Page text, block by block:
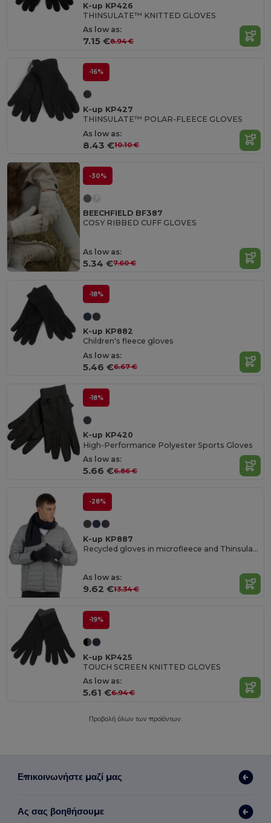
K-up KP426
THINSULATE™ KNITTED GLOVES
As low as:
7.15 €8.94 €
-16%
K-up KP427
THINSULATE™ POLAR-FLEECE GLOVES
As low as:
8.43 €10.10 €
-30%
BEECHFIELD BF387
COSY RIBBED CUFF GLOVES
As low as:
5.34 €7.60 €
-18%
K-up KP882
Children's fleece gloves
As low as:
5.46 €6.67 €
-18%
K-up KP420
High-Performance Polyester Sports Gloves
As low as:
5.66 €6.86 €
-28%
K-up KP887
Recycled gloves in microfleece and Thinsulate
As low as:
9.62 €13.34 €
-19%
K-up KP425
TOUCH SCREEN KNITTED GLOVES
As low as:
5.61 €6.94 €
Προβολή όλων των προϊόντων.
Επικοινωνήστε μαζί μας
Ας σας βοηθήσουμε